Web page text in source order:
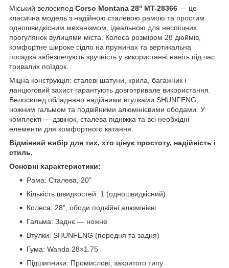
Міський велосипед Corso Montana 28'' MT-28366 — це
класична модель з надійною сталевою рамою та простим
одношвидкісним механізмом, ідеальною для неспішних
прогулянок вулицями міста. Колеса розміром 28 дюймів,
комфортне широке сідло на пружинах та вертикальна
посадка забезпечують зручність у використанні навіть під час
тривалих поїздок.
Міцна конструкція: сталеві шатуни, крила, багажник і
ланцюговий захист гарантують довготривале використання.
Велосипед обладнано надійними втулками SHUNFENG,
ножним гальмом та подвійними алюмінієвими ободами. У
комплекті — дзвінок, сталева підніжка та всі необхідні
елементи для комфортного катання.
Відмінний вибір для тих, хто цінує простоту, надійність і
стиль.
Основні характеристики:
Рама: Сталева, 20"
Кількість швидкостей: 1 (одношвидкісний)
Колеса: 28", ободи подвійні алюмінієві
Гальма: Заднє — ножне
Втулки: SHUNFENG (передня та задня)
Гума: Wanda 28×1.75
Підшипники: Промислові, закритого типу